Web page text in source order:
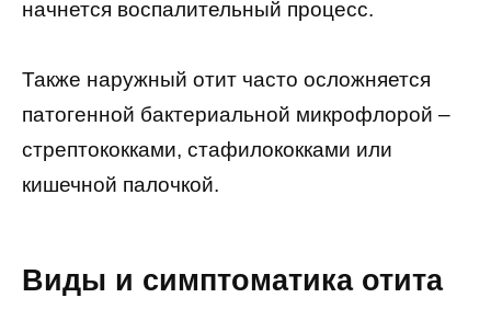
начнется воспалительный процесс.
Также наружный отит часто осложняется
патогенной бактериальной микрофлорой –
стрептококками, стафилококками или
кишечной палочкой.
Виды и симптоматика отита